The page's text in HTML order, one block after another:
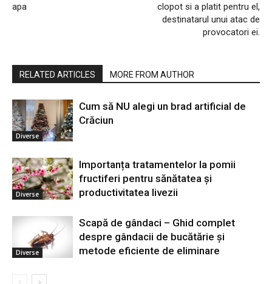
apa
clopot si a platit pentru el,
destinatarul unui atac de
provocatori ei.
RELATED ARTICLES MORE FROM AUTHOR
Diverse
Cum să NU alegi un brad artificial de
Crăciun
Diverse
Importanța tratamentelor la pomii
fructiferi pentru sănătatea și
productivitatea livezii
Diverse
Scapă de gândaci – Ghid complet
despre gândacii de bucătărie și
metode eficiente de eliminare